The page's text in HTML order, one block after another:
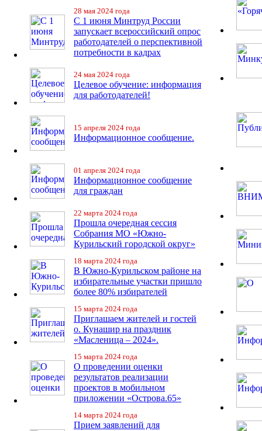
28 мая 2024 года
С 1 июня Минтруд России
запускает всероссийский опрос
работодателей о перспективной
потребности в кадрах
24 мая 2024 года
Целевое обучение: информация
для работодателей!
15 апреля 2024 года
Информационное сообщение.
01 апреля 2024 года
Информационное сообщение
для граждан
22 марта 2024 года
Прошла очередная сессия
Собрания МО «Южно-
Курильский городской округ»
18 марта 2024 года
В Южно-Курильском районе на
избирательные участки пришло
более 80% избирателей
15 марта 2024 года
Приглашаем жителей и гостей
о. Кунашир на праздник
«Масленица – 2024».
15 марта 2024 года
О проведении оценки
результатов реализации
проектов в мобильном
приложении «Острова.65»
14 марта 2024 года
Прием заявлений для